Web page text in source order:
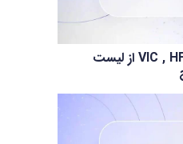
حذف ارزهای VIC , HFT , PYR , VANRY از لیست